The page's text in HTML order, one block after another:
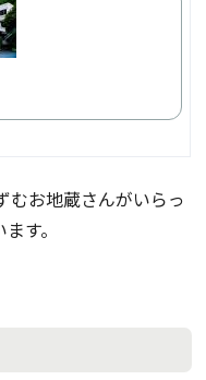
むお地蔵さんがいらっ
す。